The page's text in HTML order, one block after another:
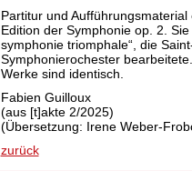
Partitur und
Edition der Symphonie op. 2.
symphonie triomphale“, die
Symphonierochester
Werke sind identisch.
Fabien Guilloux
(aus [t]akte 2/2025)
(Übersetzung: Irene Weber-
zurück